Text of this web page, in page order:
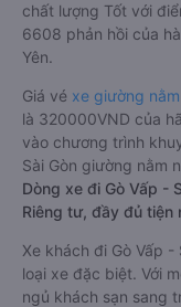
chất lượng Tốt với
6608 phản hồi của
Yên.
Giá vé xe giường
là 320000VND của
vào chương trình
Sài Gòn giường nằm
Dòng xe đi Gò Vấp -
Riêng tư, đầy đủ tiện
Xe khách đi Gò Vấp -
loại xe đặc biệt. Với
ngủ khách sạn sang